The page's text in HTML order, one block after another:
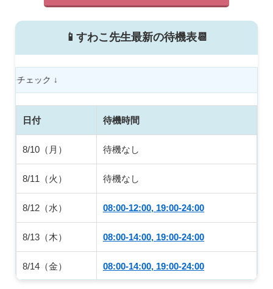
📱すわこ先生最新の待機表📆
日付 待機時間
8/10（月） 待機なし
8/11（火） 待機なし
8/12（水） 08:00-12:00, 19:00-24:00
8/13（木） 08:00-14:00, 19:00-24:00
8/14（金） 08:00-14:00, 19:00-24:00